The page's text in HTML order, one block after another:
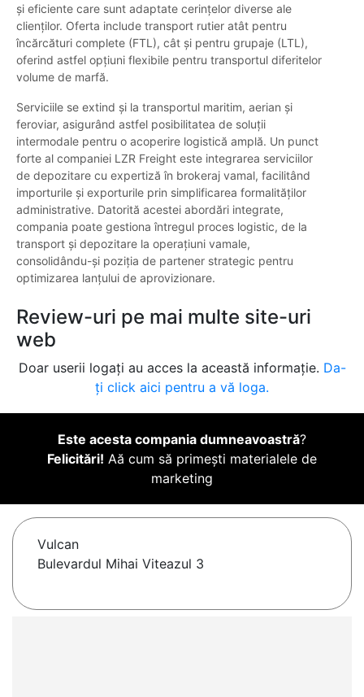
și eficiente care sunt adaptate cerințelor diverse ale
clienților. Oferta include transport rutier atât pentru
încărcături complete (FTL), cât și pentru grupaje (LTL),
oferind astfel opțiuni flexibile pentru transportul diferitelor
volume de marfă.
Serviciile se extind și la transportul maritim, aerian și
feroviar, asigurând astfel posibilitatea de soluții
intermodale pentru o acoperire logistică amplă. Un punct
forte al companiei LZR Freight este integrarea serviciilor
de depozitare cu expertiză în brokeraj vamal, facilitând
importurile și exporturile prin simplificarea formalităților
administrative. Datorită acestei abordări integrate,
compania poate gestiona întregul proces logistic, de la
transport și depozitare la operațiuni vamale,
consolidându-și poziția de partener strategic pentru
optimizarea lanțului de aprovizionare.
Review-uri pe mai multe site-uri
web
Doar userii logați au acces la această informație. Da-
ți click aici pentru a vă loga.
Este acesta compania dumneavoastră?
Felicitări! Aă cum să primești materialele de
marketing
Vulcan
Bulevardul Mihai Viteazul 3